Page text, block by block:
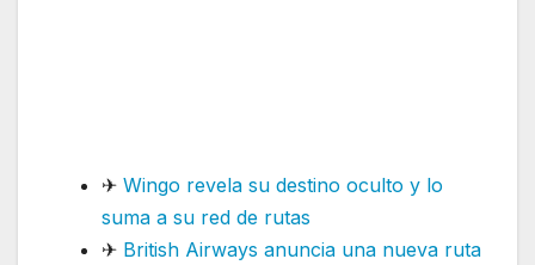
✈ Wingo revela su destino oculto y lo
suma a su red de rutas
✈ British Airways anuncia una nueva ruta